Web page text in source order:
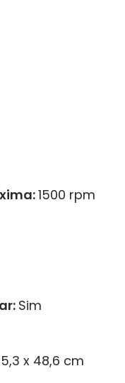
1500 rpm
Sim
x 48,6 cm